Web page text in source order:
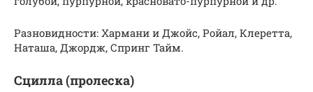
Разновидности: Хармани и Джойс, Ройал, Клеретта,
Наташа, Джордж, Спринг Тайм.
Сцилла (пролеска)